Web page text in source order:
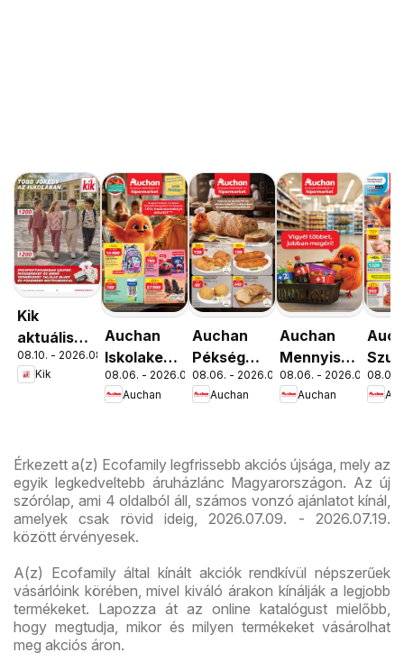
Kik
aktuális
akciós
újság
08.10. - 2026.08.16.
Kik
Auchan
Iskolakezdés
ajánlatok
08.06. - 2026.08.19.
Auchan
Auchan
Pékség
ajánlataink
08.06. - 2026.08.12.
Auchan
Auchan
Mennyiségi
kedvezmény
ajánlataink
08.06. - 2026.08.19.
Auchan
08.06.
Érkezett a(z) Ecofamily legfrissebb akciós újsága, mely az
egyik legkedveltebb áruházlánc Magyarországon. Az új
szórólap, ami 4 oldalból áll, számos vonzó ajánlatot kínál,
amelyek csak rövid ideig, 2026.07.09. - 2026.07.19.
között érvényesek.
A(z) Ecofamily által kínált akciók rendkívül népszerűek
vásárlóink körében, mivel kiváló árakon kínálják a legjobb
termékeket. Lapozza át az online katalógust mielőbb,
hogy megtudja, mikor és milyen termékeket vásárolhat
meg akciós áron.